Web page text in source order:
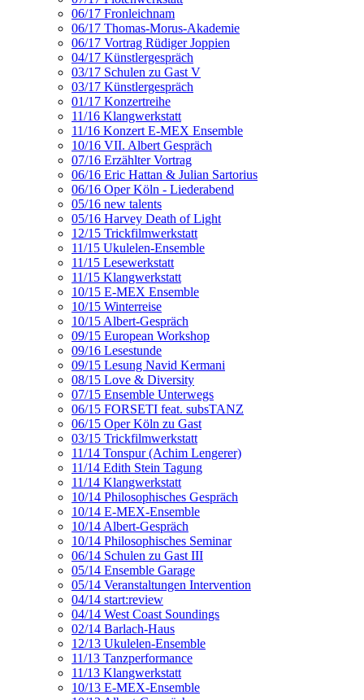
06/17 Fronleichnam
06/17 Thomas-Morus-Akademie
06/17 Vortrag Rüdiger Joppien
04/17 Künstlergespräch
03/17 Schulen zu Gast V
03/17 Künstlergespräch
01/17 Konzertreihe
11/16 Klangwerkstatt
11/16 Konzert E-MEX Ensemble
10/16 VII. Albert Gespräch
07/16 Erzählter Vortrag
06/16 Eric Hattan & Julian Sartorius
06/16 Oper Köln - Liederabend
05/16 new talents
05/16 Harvey Death of Light
12/15 Trickfilmwerkstatt
11/15 Ukulelen-Ensemble
11/15 Lesewerkstatt
11/15 Klangwerkstatt
10/15 E-MEX Ensemble
10/15 Winterreise
10/15 Albert-Gespräch
09/15 European Workshop
09/16 Lesestunde
09/15 Lesung Navid Kermani
08/15 Love & Diversity
07/15 Ensemble Unterwegs
06/15 FORSETI feat. subsTANZ
06/15 Oper Köln zu Gast
03/15 Trickfilmwerkstatt
11/14 Tonspur (Achim Lengerer)
11/14 Edith Stein Tagung
11/14 Klangwerkstatt
10/14 Philosophisches Gespräch
10/14 E-MEX-Ensemble
10/14 Albert-Gespräch
10/14 Philosophisches Seminar
06/14 Schulen zu Gast III
05/14 Ensemble Garage
05/14 Veranstaltungen Intervention
04/14 start:review
04/14 West Coast Soundings
02/14 Barlach-Haus
12/13 Ukulelen-Ensemble
11/13 Tanzperformance
11/13 Klangwerkstatt
10/13 E-MEX-Ensemble